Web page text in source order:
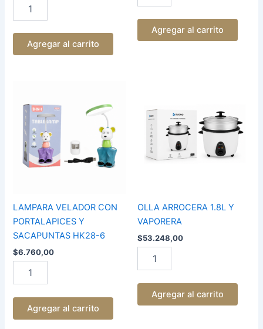
Agregar al carrito
Agregar al carrito
LAMPARA VELADOR CON
PORTALAPICES Y
SACAPUNTAS HK28-6
$6.760,00
CON
PORTALAPICES
SACAPUNTAS
HK28-
Agregar al carrito
OLLA ARROCERA 1.8L Y
VAPORERA
$53.248,00
1.8L
VAPORERA
cantidad
Agregar al carrito